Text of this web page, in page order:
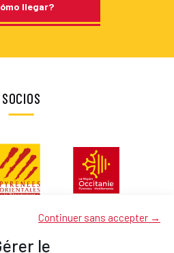
le
Continuer sans accepter →
llegar?
SOCIOS